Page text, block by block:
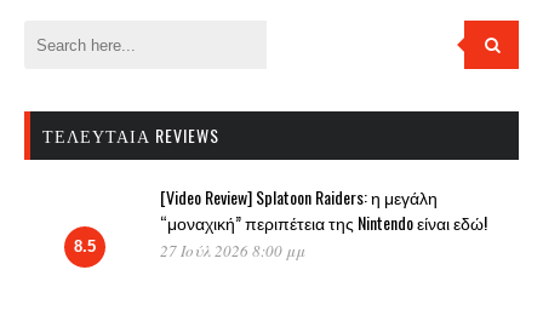
ΤΕΛΕΥΤΑΊΑ REVIEWS
8.5
[Video Review] Splatoon Raiders: η μεγάλη
“μοναχική” περιπέτεια της Nintendo είναι εδώ!
27 Ιούλ 2026 8:00 μμ